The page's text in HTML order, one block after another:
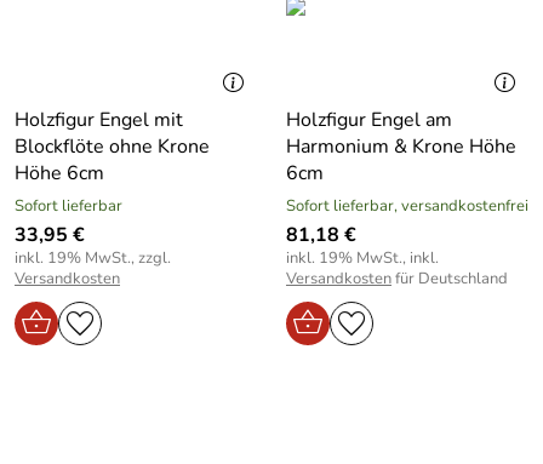
Holzfigur Engel mit
Blockflöte ohne Krone
Höhe 6cm
Sofort lieferbar
33,95 €
inkl. 19% MwSt., zzgl.
Versandkosten
Holzfigur Engel am
Harmonium & Krone Höhe
6cm
Sofort lieferbar, versandkostenfrei
81,18 €
inkl. 19% MwSt., inkl.
Versandkostenfür Deutschland